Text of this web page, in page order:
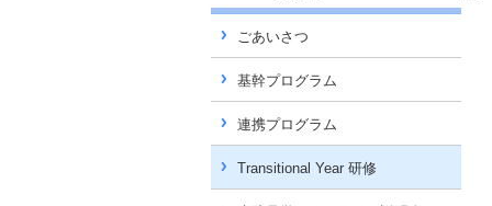
ごあいさつ
基幹プログラム
連携プログラム
Transitional Year 研修